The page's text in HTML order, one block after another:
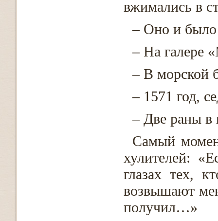
вжимались в
– Оно и
– На галере
– В морской
– 1571 год,
– Две раны в
Самый
хулителей:
глазах тех,
возвышают
получил…»